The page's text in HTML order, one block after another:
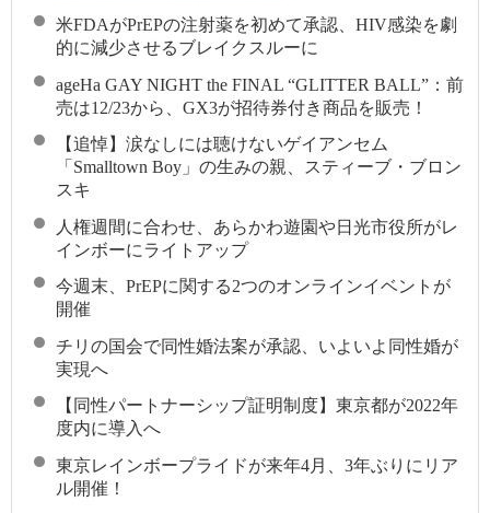
米FDAがPrEPの注射薬を初めて承認、HIV感染を劇
的に減少させるブレイクスルーに
ageHa GAY NIGHT the FINAL “GLITTER BALL”：前
売は12/23から、GX3が招待券付き商品を販売！
【追悼】涙なしには聴けないゲイアンセム
「Smalltown Boy」の生みの親、スティーブ・ブロン
スキ
人権週間に合わせ、あらかわ遊園や日光市役所がレ
インボーにライトアップ
今週末、PrEPに関する2つのオンラインイベントが
開催
チリの国会で同性婚法案が承認、いよいよ同性婚が
実現へ
【同性パートナーシップ証明制度】東京都が2022年
度内に導入へ
東京レインボープライドが来年4月、3年ぶりにリア
ル開催！